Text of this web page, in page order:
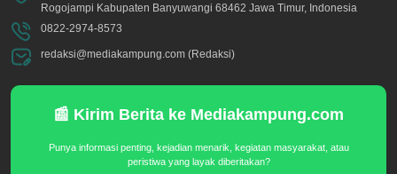
Rogojampi Kabupaten Banyuwangi 68462 Jawa Timur, Indonesia
0822-2974-8573
redaksi@mediakampung.com (Redaksi)
📰 Kirim Berita ke Mediakampung.com
Punya informasi penting, kejadian menarik, kegiatan masyarakat, atau
peristiwa yang layak diberitakan?